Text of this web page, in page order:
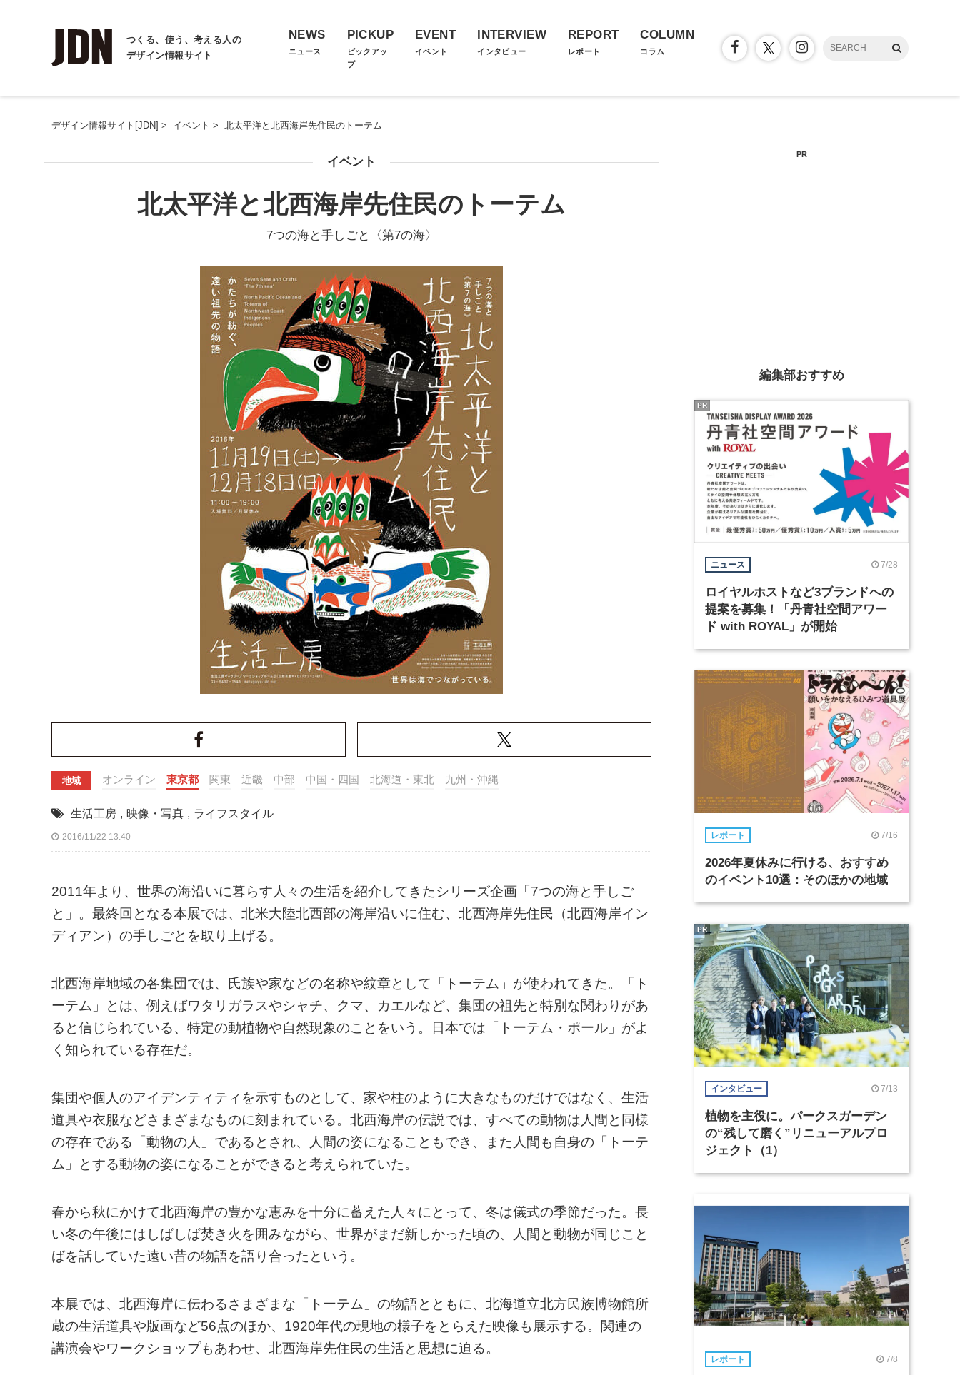
つくる、使う、考える人の
デザイン情報サイト
NEWS
ニュース
PICKUP
ピックアッ
プ
EVENT
イベント
INTERVIEW
インタビュー
REPORT
レポート
COLUMN
コラム
デザイン情報サイト[JDN] > イベント > 北太平洋と北西海岸先住民のトーテム
イベント
北太平洋と北西海岸先住民のトーテム
7つの海と手しごと〈第7の海〉
地域 オンライン 東京都 関東 近畿 中部 中国・四国 北海道・東北 九州・沖縄
生活工房 , 映像・写真 , ライフスタイル
2016/11/22 13:40
2011年より、世界の海沿いに暮らす人々の生活を紹介してきたシリーズ企画「7つの海と手しご
と」。最終回となる本展では、北米大陸北西部の海岸沿いに住む、北西海岸先住民（北西海岸イン
ディアン）の手しごとを取り上げる。
北西海岸地域の各集団では、氏族や家などの名称や紋章として「トーテム」が使われてきた。「ト
ーテム」とは、例えばワタリガラスやシャチ、クマ、カエルなど、集団の祖先と特別な関わりがあ
ると信じられている、特定の動植物や自然現象のことをいう。日本では「トーテム・ポール」がよ
く知られている存在だ。
集団や個人のアイデンティティを示すものとして、家や柱のように大きなものだけではなく、生活
道具や衣服などさまざまなものに刻まれている。北西海岸の伝説では、すべての動物は人間と同様
の存在である「動物の人」であるとされ、人間の姿になることもでき、また人間も自身の「トーテ
ム」とする動物の姿になることができると考えられていた。
春から秋にかけて北西海岸の豊かな恵みを十分に蓄えた人々にとって、冬は儀式の季節だった。長
い冬の午後にはしばしば焚き火を囲みながら、世界がまだ新しかった頃の、人間と動物が同じこと
ばを話していた遠い昔の物語を語り合ったという。
本展では、北西海岸に伝わるさまざまな「トーテム」の物語とともに、北海道立北方民族博物館所
蔵の生活道具や版画など56点のほか、1920年代の現地の様子をとらえた映像も展示する。関連の
講演会やワークショップもあわせ、北西海岸先住民の生活と思想に迫る。
PR
編集部おすすめ
ニュース 7/28
ロイヤルホストなど3ブランドへの
提案を募集！「丹青社空間アワー
ド with ROYAL」が開始
PR
レポート 7/16
2026年夏休みに行ける、おすすめ
のイベント10選：そのほかの地域
インタビュー 7/13
植物を主役に。パークスガーデン
の“残して磨く”リニューアルプロ
ジェクト（1）
PR
レポート 7/8